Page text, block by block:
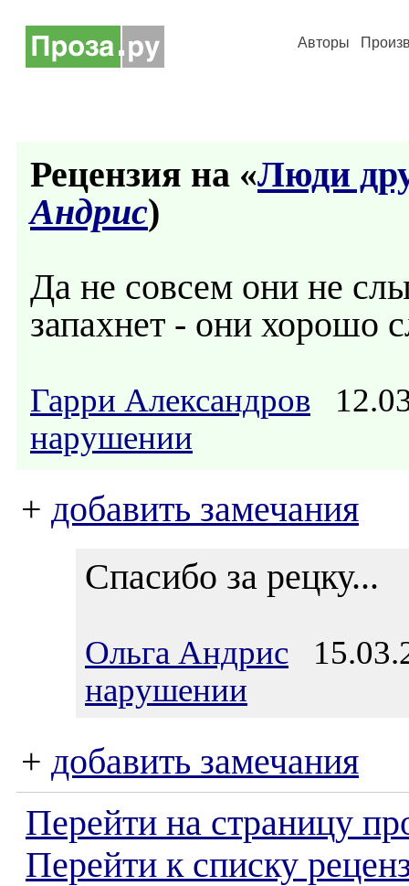
Авторы
Рецензия на «Люди
Андрис)
Да не совсем они не
запахнет - они хорошо
Гарри Александров
нарушении
+ добавить замечания
Спасибо за рецку...
Ольга Андрис
нарушении
+ добавить замечания
Перейти на страницу
Перейти к списку